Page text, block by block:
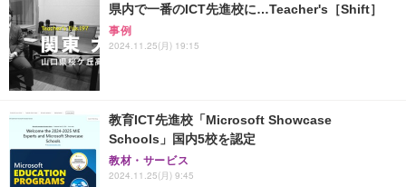
県内で一番のICT先進校に…Teacher's［Shift］
事例
2024.11.25(月) 19:15
教育ICT先進校「Microsoft Showcase
Schools」国内5校を認定
教材・サービス
2024.11.25(月) 9:45